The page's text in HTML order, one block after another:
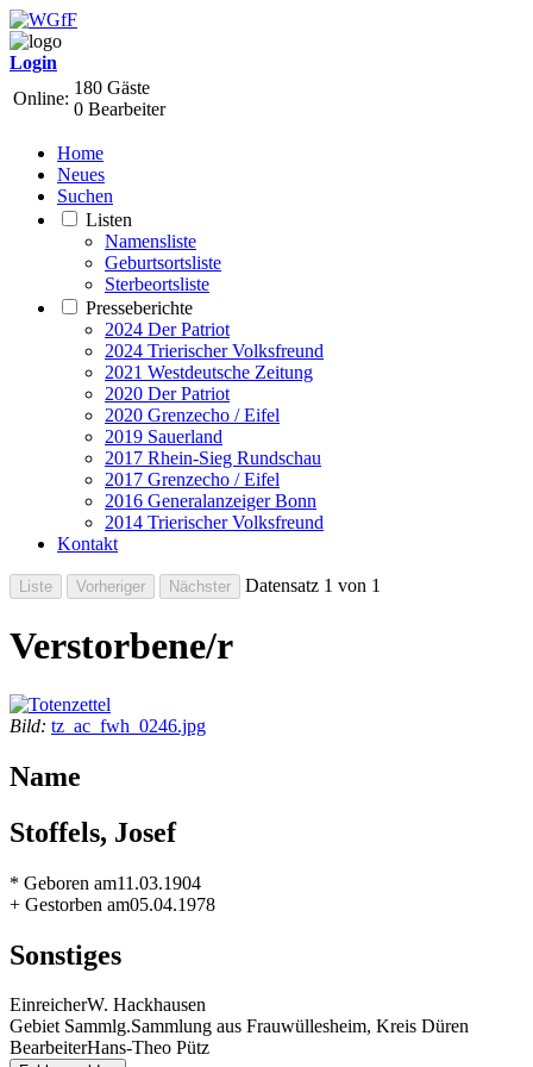
Login
Online:
180 Gäste
0 Bearbeiter
Home
Neues
Suchen
Listen
Namensliste
Geburtsortsliste
Sterbeortsliste
Presseberichte
2024 Der Patriot
2024 Trierischer Volksfreund
2021 Westdeutsche Zeitung
2020 Der Patriot
2020 Grenzecho / Eifel
2019 Sauerland
2017 Rhein-Sieg Rundschau
2017 Grenzecho / Eifel
2016 Generalanzeiger Bonn
2014 Trierischer Volksfreund
Kontakt
Datensatz 1 von 1
Verstorbene/r
Bild: tz_ac_fwh_0246.jpg
Name
Stoffels, Josef
* Geboren am11.03.1904
+ Gestorben am05.04.1978
Sonstiges
EinreicherW. Hackhausen
Gebiet Sammlg.Sammlung aus Frauwüllesheim, Kreis Düren
BearbeiterHans-Theo Pütz